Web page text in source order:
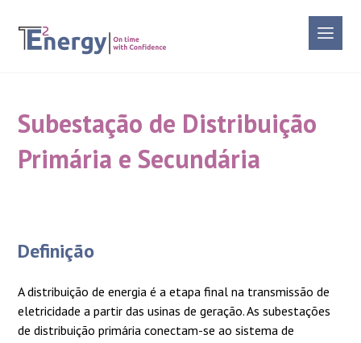
Subestação de Distribuição
Primária e Secundária
Definição
A distribuição de energia é a etapa final na transmissão de
eletricidade a partir das usinas de geração. As subestações
de distribuição primária conectam-se ao sistema de